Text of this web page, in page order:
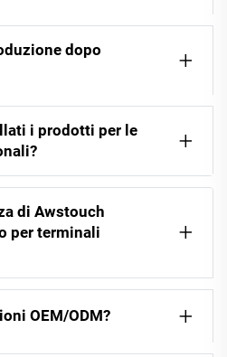
dopo
i prodotti per le
di Awstouch
per terminali
OEM/ODM?